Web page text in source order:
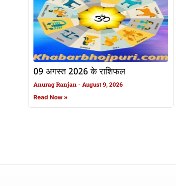
09 अगस्त 2026 के राशिफल
Anurag Ranjan August 9, 2026
Read Now »